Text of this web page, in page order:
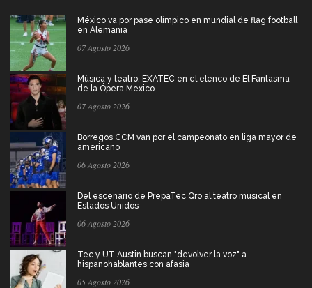
México va por pase olímpico en mundial de flag football
en Alemania
07 Agosto 2026
Música y teatro: EXATEC en el elenco de El Fantasma
de la Ópera Mexico
07 Agosto 2026
Borregos CCM van por el campeonato en liga mayor de
americano
06 Agosto 2026
Del escenario de PrepaTec Qro al teatro musical en
Estados Unidos
06 Agosto 2026
Tec y UT Austin buscan "devolver la voz" a
hispanohablantes con afasia
05 Agosto 2026